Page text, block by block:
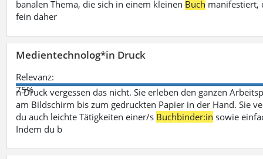
banalen Thema, die sich in einem kleinen Buch manifestiert,
fein daher
Medientechnolog*in Druck
Relevanz:
75%
n Druck vergessen das nicht. Sie erleben den ganzen
am Bildschirm bis zum gedruckten Papier in der Hand. Sie
du auch leichte Tätigkeiten einer/s Buchbinder:in sowie
Indem du b